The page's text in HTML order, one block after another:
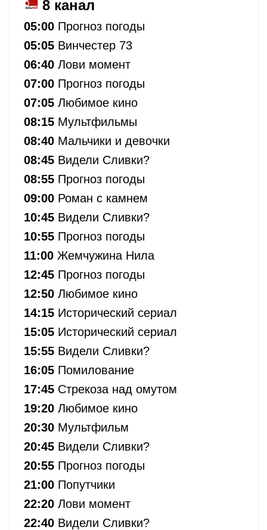
8 канал
05:00 Прогноз погоды
05:05 Винчестер 73
06:40 Лови момент
07:00 Прогноз погоды
07:05 Любимое кино
08:15 Мультфильмы
08:40 Мальчики и девочки
08:45 Видели Сливки?
08:55 Прогноз погоды
09:00 Роман с камнем
10:45 Видели Сливки?
10:55 Прогноз погоды
11:00 Жемчужина Нила
12:45 Прогноз погоды
12:50 Любимое кино
14:15 Исторический сериал
15:05 Исторический сериал
15:55 Видели Сливки?
16:05 Помилование
17:45 Стрекоза над омутом
19:20 Любимое кино
20:30 Мультфильм
20:45 Видели Сливки?
20:55 Прогноз погоды
21:00 Попутчики
22:20 Лови момент
22:40 Видели Сливки?